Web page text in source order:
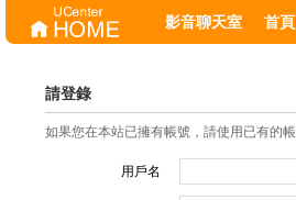
影音聊天室 首頁
請登錄
如果您在本站已擁有帳號，請使用已有的
用戶名